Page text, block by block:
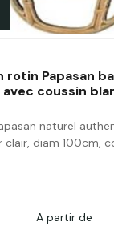
Acheter
rotin Papasan
avec coussin
naturel
clair, diam 100cm,
A partir de